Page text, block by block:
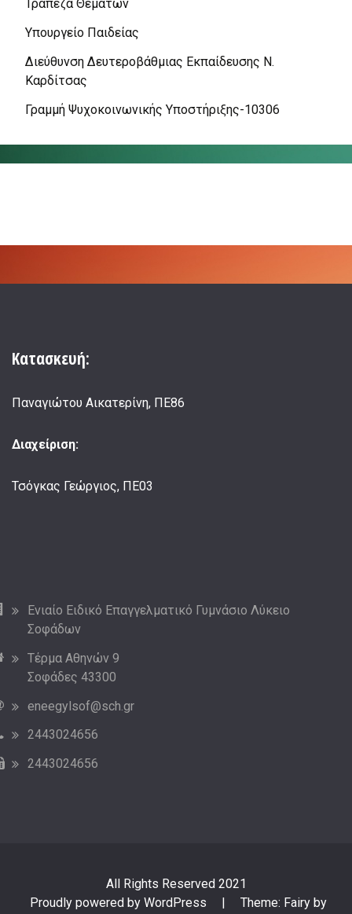
Τράπεζα Θεμάτων
Υπουργείο Παιδείας
Διεύθυνση Δευτεροβάθμιας Εκπαίδευσης Ν.
Καρδίτσας
Γραμμή Ψυχοκοινωνικής Υποστήριξης-10306
Κατασκευή:
Παναγιώτου Αικατερίνη, ΠΕ86
Διαχείριση:
Τσόγκας Γεώργιος, ΠΕ03
Ενιαίο Ειδικό Επαγγελματικό Γυμνάσιο Λύκειο
Σοφάδων
Τέρμα Αθηνών 9
Σοφάδες 43300
eneegylsof@sch.gr
2443024656
2443024656
All Rights Reserved 2021
Proudly powered by WordPress
| Theme: Fairy by